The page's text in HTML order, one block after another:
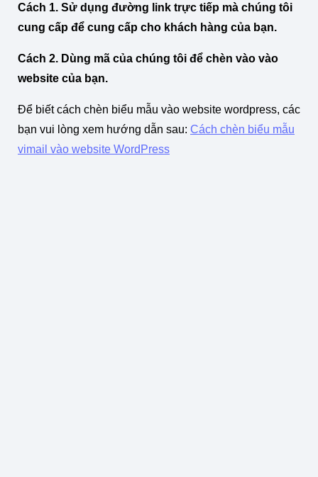
Cách 1. Sử dụng đường link trực tiếp mà chúng tôi
cung cấp để cung cấp cho khách hàng của bạn.
Cách 2. Dùng mã của chúng tôi để chèn vào vào
website của bạn.
Để biết cách chèn biểu mẫu vào website wordpress, các
bạn vui lòng xem hướng dẫn sau: Cách chèn biểu mẫu
vimail vào website WordPress